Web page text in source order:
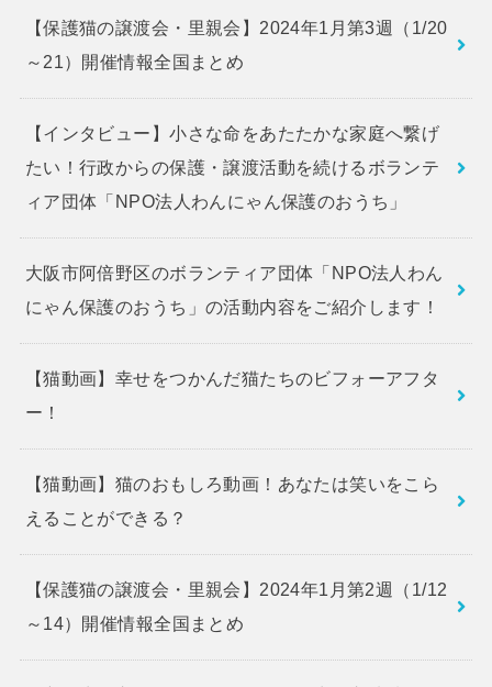
【保護猫の譲渡会・里親会】2024年1月第3週（1/20
～21）開催情報全国まとめ
【インタビュー】小さな命をあたたかな家庭へ繋げ
たい！行政からの保護・譲渡活動を続けるボランテ
ィア団体「NPO法人わんにゃん保護のおうち」
大阪市阿倍野区のボランティア団体「NPO法人わん
にゃん保護のおうち」の活動内容をご紹介します！
【猫動画】幸せをつかんだ猫たちのビフォーアフタ
ー！
【猫動画】猫のおもしろ動画！あなたは笑いをこら
えることができる？
【保護猫の譲渡会・里親会】2024年1月第2週（1/12
～14）開催情報全国まとめ